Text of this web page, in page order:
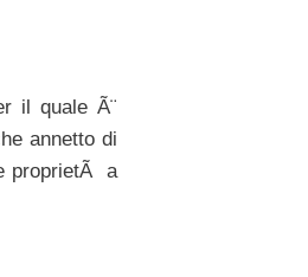
il quale Ã¨
annetto di
proprietÃ a